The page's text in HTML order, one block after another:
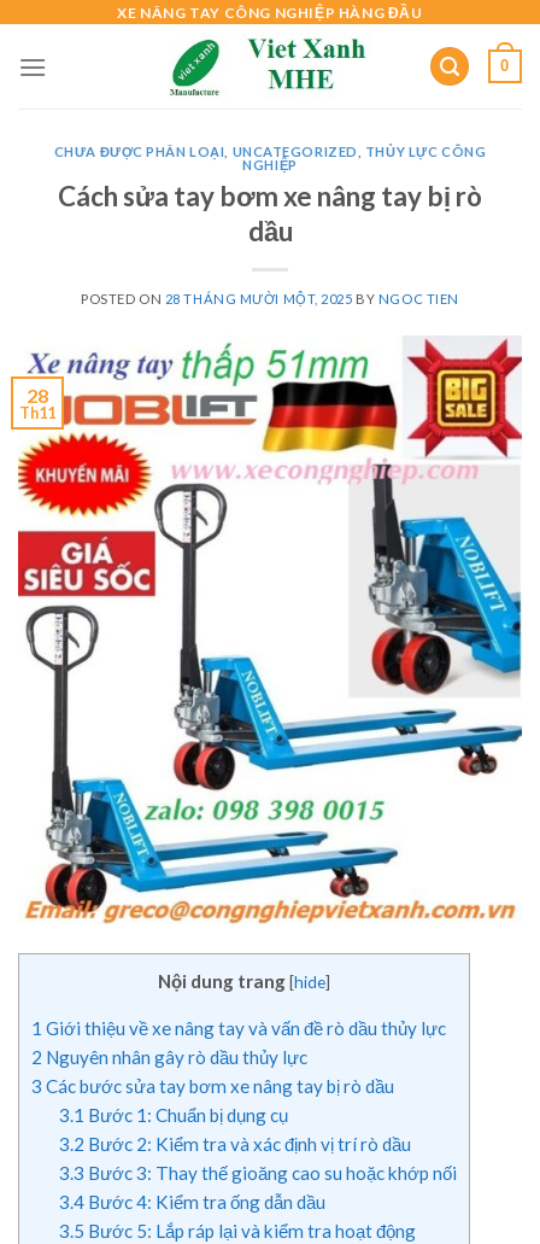
content
XE NÂNG TAY CÔNG NGHIỆP HÀNG ĐẦU
0
CHƯA ĐƯỢC PHÂN LOẠI UNCATEGORIZED
THỦY LỰC CÔNG
NGHIỆP
Cách sửa tay bơm xe nâng tay bị rò
dầu
POSTED ON 28 THÁNG MƯỜI MỘT, 2025 BY NGOC TIEN
28
Th11
Nội dung trang[hide]
1 Giới thiệu về xe nâng tay và vấn đề rò dầu thủy lực
2 Nguyên nhân gây rò dầu thủy lực
3 Các bước sửa tay bơm xe nâng tay bị rò dầu
3.1 Bước 1: Chuẩn bị dụng cụ
3.2 Bước 2: Kiểm tra và xác định vị trí rò dầu
3.3 Bước 3: Thay thế gioăng cao su hoặc khớp nối
3.4Bước 4: Kiểm tra ống dẫn dầu
3.5 Bước 5: Lắp ráp lại và kiểm tra hoạt động